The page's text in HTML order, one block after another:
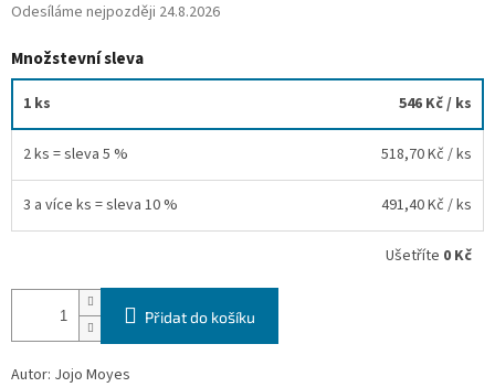
Odesíláme nejpozději 24.8.2026
Množstevní sleva
1 ks 546 Kč/ ks
2 ks = sleva 5 % 518,70 Kč / ks
3 a více ks = sleva 10 % 491,40 Kč / ks
Ušetříte 0 Kč
Přidat do košíku
Autor: Jojo Moyes